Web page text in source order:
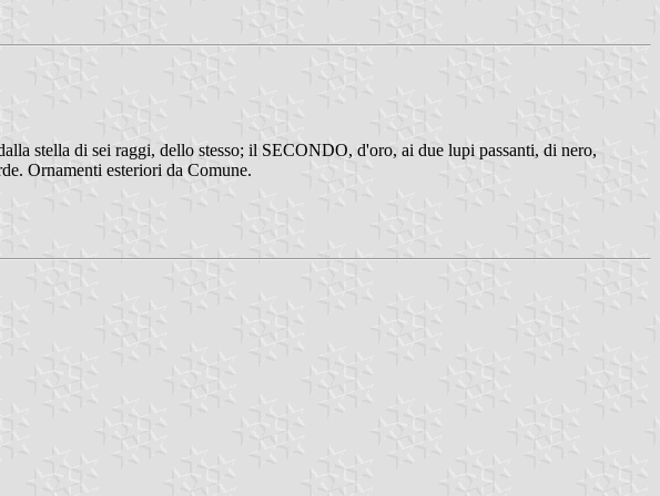
stella di sei raggi, dello stesso; il SECONDO, d'oro, ai due lupi passanti, di nero,
Ornamenti esteriori da Comune.